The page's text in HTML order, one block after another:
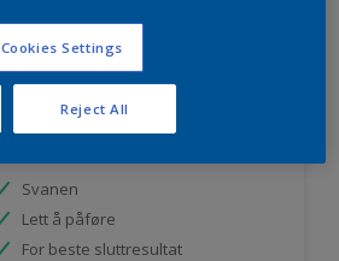
Sky takmaling
Svanen
Lett å påføre
For beste sluttresultat
Cookies Settings
Reject All